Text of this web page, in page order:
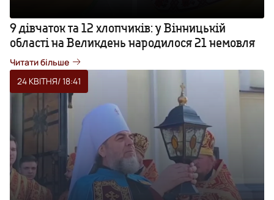
9 дівчаток та 12 хлопчиків: у Вінницькій
області на Великдень народилося 21 немовля
Читати більше
24 КВІТНЯ/ 18:41